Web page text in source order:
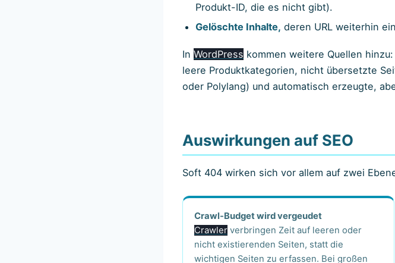
Produkt-ID, die es nicht gibt).
Gelöschte Inhalte, deren URL weiterhin
In WordPress kommen weitere Quellen hinzu:
leere Produktkategorien, nicht übersetzte
oder Polylang) und automatisch erzeugte,
Auswirkungen auf SEO
Soft 404 wirken sich vor allem auf zwei
Crawl-Budget wird vergeudet
Crawlerverbringen Zeit auf leeren oder
nicht existierenden Seiten, statt die
wichtigen Seiten zu erfassen. Bei großen